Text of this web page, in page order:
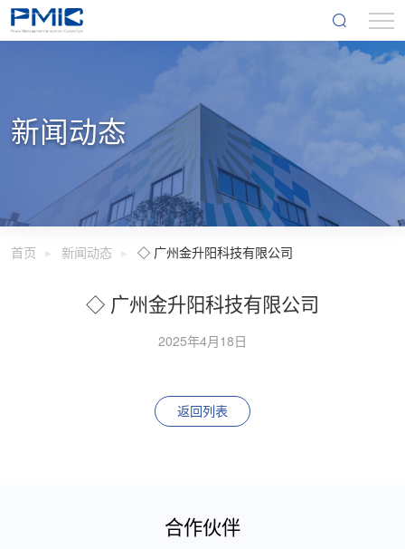
新闻动态
首页 新闻动态 ◇ 广州金升阳科技有限公司
◇ 广州金升阳科技有限公司
2025年4月18日
返回列表
合作伙伴